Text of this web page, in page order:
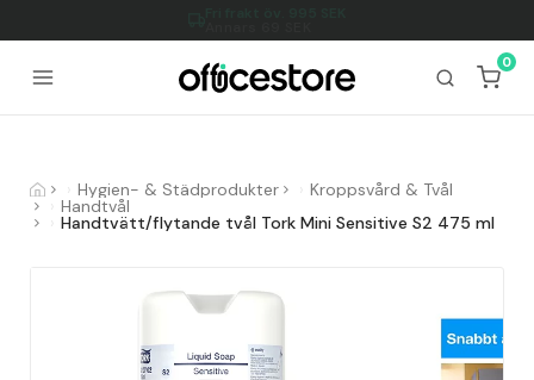
0
Hygien- & Städprodukter Kroppsvård & Tvål
Handtvål
Handtvätt/flytande tvål Tork Mini Sensitive S2 475 ml